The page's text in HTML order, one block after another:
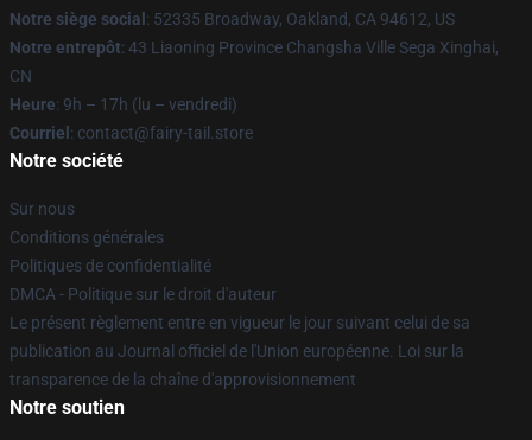
Notre siège social : 52335 Broadway, Oakland, CA 94612, US
Notre entrepôt: 43 Liaoning Province Changsha Ville Sega Xinghai,
CN
Heure: 9h – 17h (lu – vendredi)
Courriel : contact@fairy-tail.store
Notre société
Sur nous
Conditions générales
Politiques de confidentialité
DMCA - Politique sur le droit d'auteur
Le présent règlement entre en vigueur le jour suivant celui de sa
publication au Journal officiel de l'Union européenne. Loi sur la
transparence de la chaîne d'approvisionnement
Notre soutien